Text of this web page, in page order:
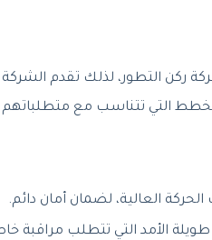
ركن التطور، لذلك تقدم
التي تتناسب مع متطلباتهم
الحركة العالية، لضمان أمان دائم.
الأمد التي تتطلب مراقبة